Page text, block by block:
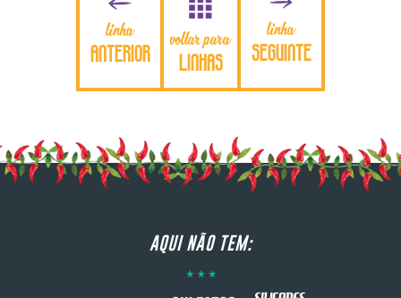
linha
ANTERIOR voltar para
LINHAS
linha
SEGUINTE
AQUI NÃO TEM: